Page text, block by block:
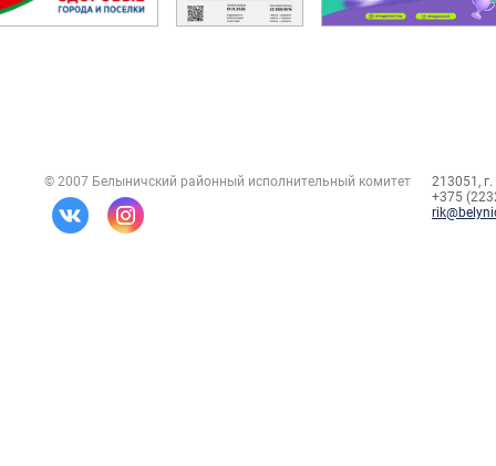
© 2007 Белыничский районный исполнительный комитет
213051,
+375